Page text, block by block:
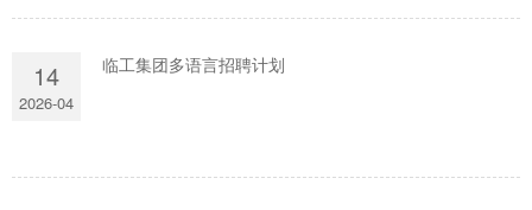
14
2026-04
临工集团多语言招聘计划